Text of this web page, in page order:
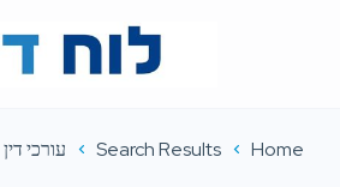
Home
Search Results עורכי דין